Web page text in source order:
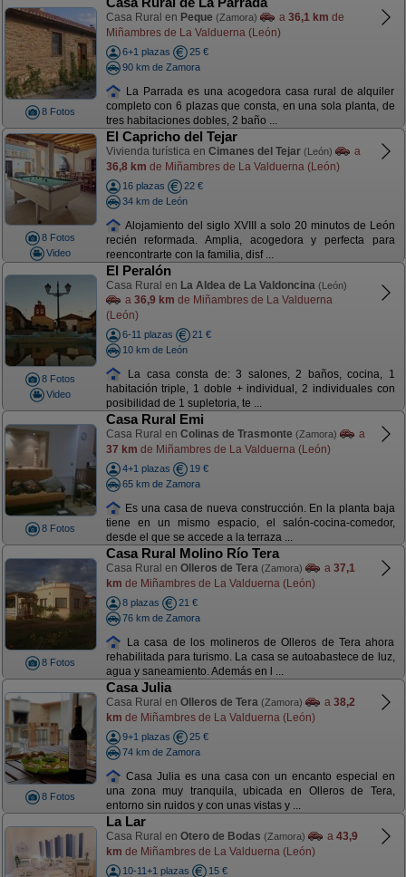
8 Fotos
Casa Rural en Peque (Zamora) a 36,1 km de
Miñambres de La Valduerna (León)
6+1 plazas
25 €
90 km de Zamora
La Parrada es una acogedora casa rural de alquiler
completo con 6 plazas que consta, en una sola planta, de
tres habitaciones dobles, 2 baño ...
8 Fotos
Video
El Capricho del Tejar
Vivienda turística en Cimanes del Tejar (León)
a
36,8 km de Miñambres de La Valduerna (León)
16 plazas
22 €
34 km de León
Alojamiento del siglo XVIII a solo 20 minutos de León
recién reformada. Amplia, acogedora y perfecta para
reencontrarte con la familia, disf ...
8 Fotos
Video
El Peralón
Casa Rural en La Aldea de La Valdoncina (León)
a 36,9 km de Miñambres de La Valduerna
(León)
6-11 plazas
21 €
10 km de León
La casa consta de: 3 salones, 2 baños, cocina, 1
habitación triple, 1 doble + individual, 2 individuales con
posibilidad de 1 supletoria, te ...
8 Fotos
Casa Rural Emi
Casa Rural en Colinas de Trasmonte (Zamora)
a
37 km de Miñambres de La Valduerna (León)
4+1 plazas
19 €
65 km de Zamora
Es una casa de nueva construcción. En la planta baja
tiene en un mismo espacio, el salón-cocina-comedor,
desde el que se accede a la terraza ...
8 Fotos
Casa Rural Molino Río Tera
Casa Rural en Olleros de Tera (Zamora) a 37,1
km de Miñambres de La Valduerna (León)
8 plazas
21 €
76 km de Zamora
La casa de los molineros de Olleros de Tera ahora
rehabilitada para turismo. La casa se autoabastece de luz,
agua y saneamiento. Además en l ...
8 Fotos
Casa Julia
Casa Rural en Olleros de Tera (Zamora) a 38,2
km de Miñambres de La Valduerna (León)
9+1 plazas
25 €
74 km de Zamora
Casa Julia es una casa con un encanto especial en
una zona muy tranquila, ubicada en Olleros de Tera,
entorno sin ruidos y con unas vistas y ...
La Lar
Casa Rural en Otero de Bodas (Zamora) a 43,9
km de Miñambres de La Valduerna (León)
10-11+1 plazas
15 €